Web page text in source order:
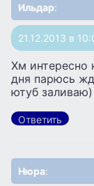
Ильдар:
21.12.2013 в
Хм интересно
дня парюсь
ютуб заливаю)
Ответить
Нюра: